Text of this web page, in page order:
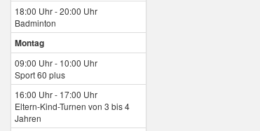
18:00 Uhr - 20:00 Uhr
Badminton
Montag
09:00 Uhr - 10:00 Uhr
Sport 60 plus
16:00 Uhr - 17:00 Uhr
Eltern-Kind-Turnen von 3 bis 4
Jahren